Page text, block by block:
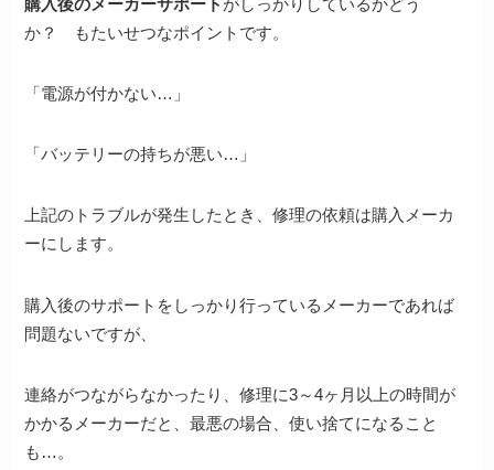
購入後のメーカーサポート がしっかりしているかどう
か？ もたいせつなポイントです。
「電源が付かない…」
「バッテリーの持ちが悪い…」
上記のトラブルが発生したとき、修理の依頼は購入メーカ
ーにします。
購入後のサポートをしっかり行っているメーカーであれば
問題ないですが、
連絡がつながらなかったり、修理に3～4ヶ月以上の時間が
かかるメーカーだと、最悪の場合、使い捨てになること
も…。